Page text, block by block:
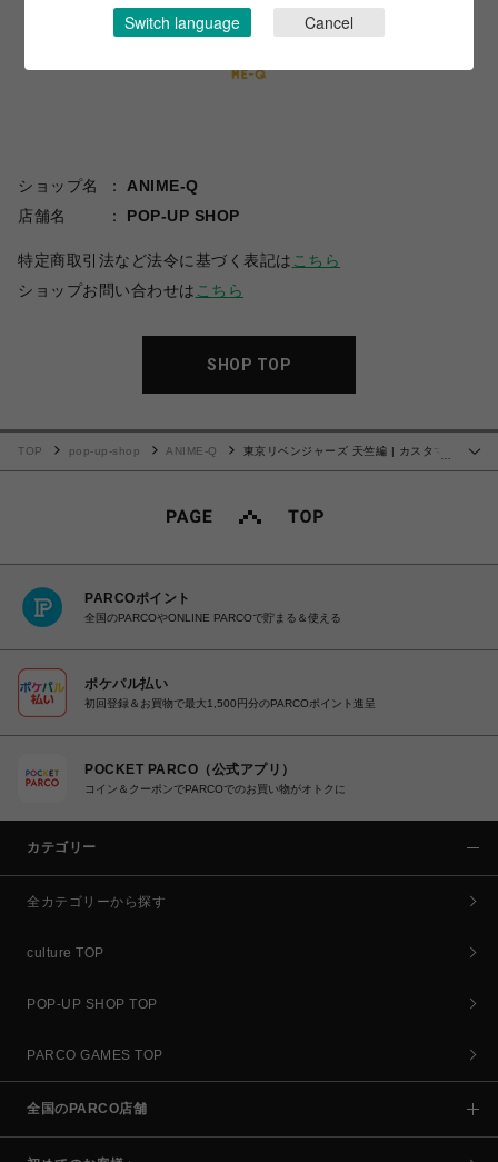
ショップ名
ANIME-Q
店舗名
POP-UP SHOP
特定商取引法など法令に基づく表記は こちら
ショップお問い合わせは こちら
SHOP TOP
TOP pop-up-shop ANIME-Q
東京リベンジャーズ 天竺編 | カスタマ
PARCOポイント
全国のPARCOやONLINE PARCOで貯まる＆使える
ポケパル払い
初回登録＆お買物で最大1,500円分のPARCOポイント進呈
POCKET PARCO（公式アプリ）
コイン＆クーポンでPARCOでのお買い物がオトクに
カテゴリー
全カテゴリーから探す
culture TOP
POP-UP SHOP TOP
PARCO GAMES TOP
全国のPARCO店舗
Switch language Cancel